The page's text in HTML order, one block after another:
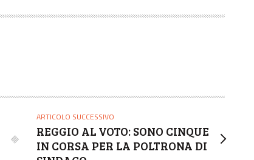
ARTICOLO SUCCESSIVO
REGGIO AL VOTO: SONO CINQUE
IN CORSA PER LA POLTRONA DI